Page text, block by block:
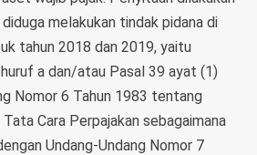
melakukan tindak pidana di
tahun 2018 dan 2019, yaitu
a dan/atau Pasal 39 ayat (1)
Nomor 6 Tahun 1983 tentang
Cara Perpajakan sebagaimana
Undang-Undang Nomor 7